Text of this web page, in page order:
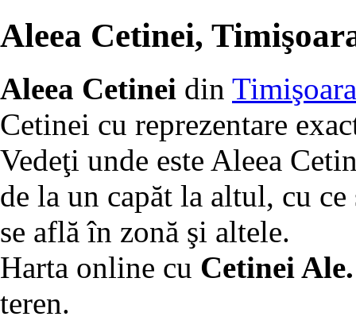
Aleea Cetinei,
Aleea Cetinei din Timişoara
Cetinei cu reprezentare
Vedeţi unde este Aleea
de la un capăt la altul, cu
se află în zonă şi altele.
Harta online cu Cetinei Ale.
teren.